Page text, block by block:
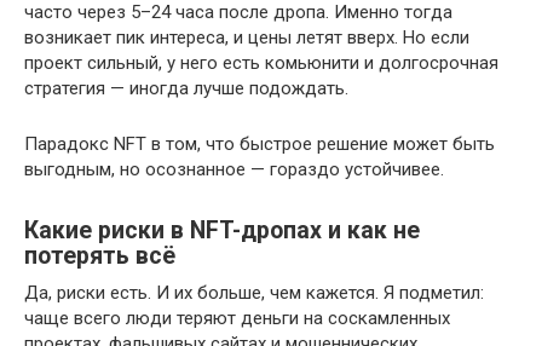
часто через 5–24 часа после дропа. Именно тогда
возникает пик интереса, и цены летят вверх. Но если
проект сильный, у него есть комьюнити и долгосрочная
стратегия — иногда лучше подождать.
Парадокс NFT в том, что быстрое решение может быть
выгодным, но осознанное — гораздо устойчивее.
Какие риски в NFT-дропах и как не
потерять всё
Да, риски есть. И их больше, чем кажется. Я подметил:
чаще всего люди теряют деньги на соскамленных